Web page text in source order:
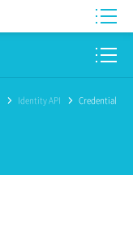
Identity API
Credential